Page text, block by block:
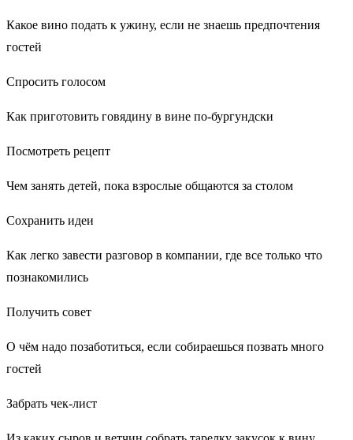
Какое вино подать к ужину, если не знаешь предпочтения
гостей
Спросить голосом
Как приготовить говядину в вине по-бургундски
Посмотреть рецепт
Чем занять детей, пока взрослые общаются за столом
Сохранить идеи
Как легко завести разговор в компании, где все только что
познакомились
Получить совет
О чём надо позаботиться, если собираешься позвать много
гостей
Забрать чек-лист